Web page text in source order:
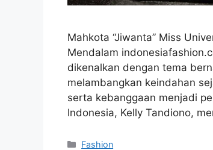
Mahkota “Jiwanta” Miss
Mendalam
dikenalkan dengan tema
melambangkan keindahan
serta kebanggaan menjadi
Indonesia, Kelly Tandiono,
Categories
Fashion